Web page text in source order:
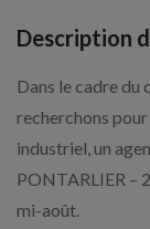
Description
Dans le cadre du
recherchons
industriel, un
PONTARLIER –
mi-août.